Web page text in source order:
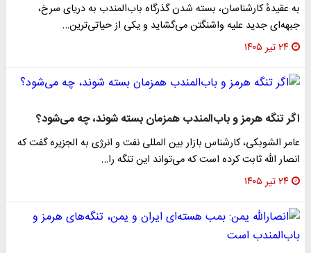
به عقیدهٔ کارشناسان، بسته شدن گذرگاه باب‌المندب به دریای سرخ،
جبهه‌ای جدید علیه واشنگتن می‌گشاید و یکی از حیاتی‌ترین…
۲۴ تیر ۱۴۰۵
اگر تنگه هرمز و باب‌المندب همزمان بسته شوند، چه می‌شود؟
عامر الشوبکی، کارشناس بازار بین المللی نفت و انرژی به الجزیره گفت که
انصار الله ثابت کرده‌ است که می‌تواند این تنگه را…
۲۴ تیر ۱۴۰۵